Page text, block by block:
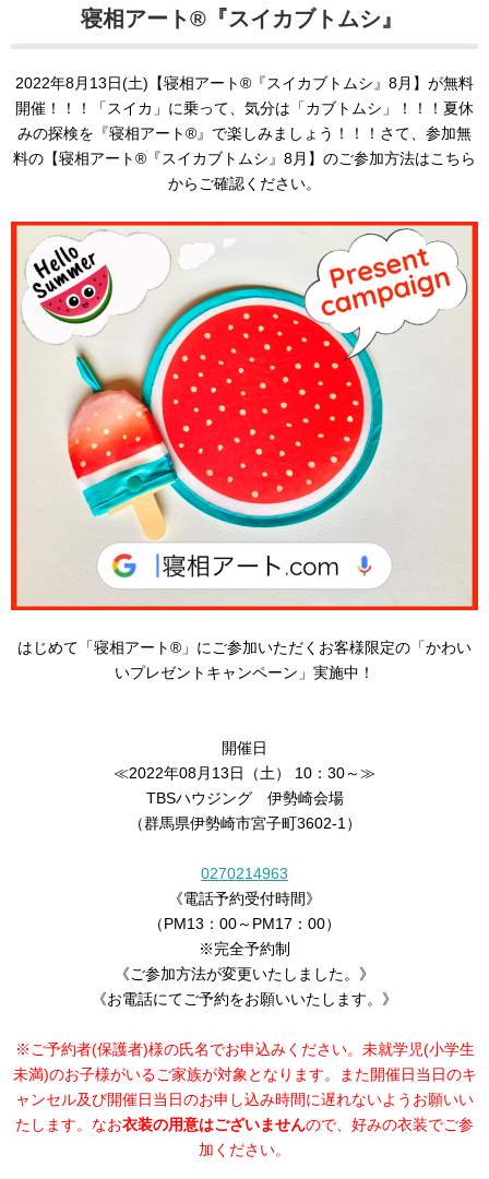
寝相アート®『スイカブトムシ』
2022年8月13日(土)【寝相アート®︎『スイカブトムシ』8月】が無料
開催！！！「スイカ」に乗って、気分は「カブトムシ」！！！夏休
みの探検を『寝相アート®︎』で楽しみましょう！！！さて、参加無
料の【寝相アート®︎『スイカブトムシ』8月】のご参加方法はこちら
からご確認ください。
はじめて「寝相アート®︎」にご参加いただくお客様限定の「かわい
いプレゼントキャンペーン」実施中！
開催日
≪2022年08月13日（土） 10：30～≫
TBSハウジング 伊勢崎会場
（群馬県伊勢崎市宮子町3602-1）
0270214963
《電話予約受付時間》
（PM13：00～PM17：00）
※完全予約制
《ご参加方法が変更いたしました。》
《お電話にてご予約をお願いいたします。》
※ご予約者(保護者)様の氏名でお申込みください。未就学児(小学生
未満)のお子様がいるご家族が対象となります。また開催日当日のキ
ャンセル及び開催日当日のお申し込み時間に遅れないようお願いい
たします。なお衣装の用意はございませんので、好みの衣装でご参
加ください。